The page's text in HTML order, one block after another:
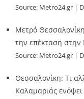
Source: Metro24.gr
Μετρό
την επέκταση
Source: Metro24.gr
Θεσσαλονίκη: Τι
Καλαμαριάς ενόψει